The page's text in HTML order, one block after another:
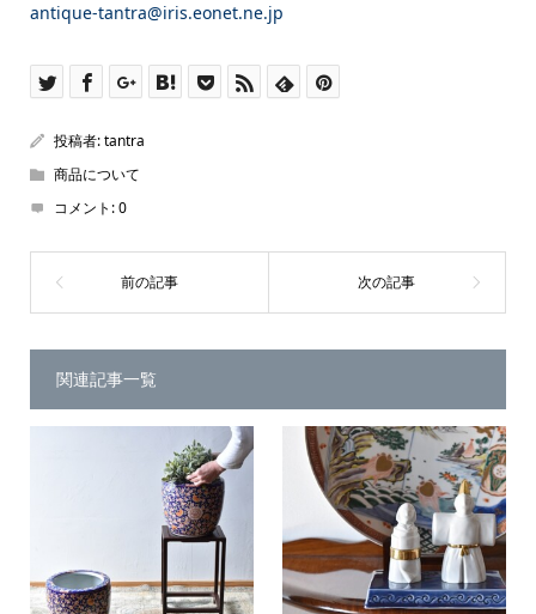
antique-tantra@iris.eonet.ne.jp
投稿者:tantra
商品について
コメント:0
関連記事一覧